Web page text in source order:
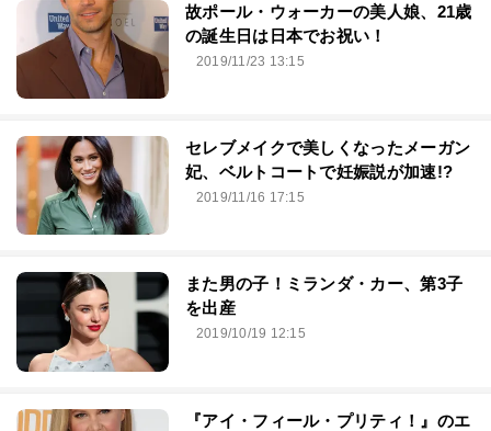
故ポール・ウォーカーの美人娘、21歳
の誕生日は日本でお祝い！
2019/11/23 13:15
セレブメイクで美しくなったメーガン
妃、ベルトコートで妊娠説が加速!?
2019/11/16 17:15
また男の子！ミランダ・カー、第3子
を出産
2019/10/19 12:15
『アイ・フィール・プリティ！』のエ